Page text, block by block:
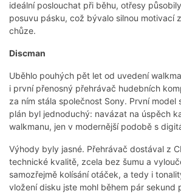
ideální poslouchat při běhu, otřesy
posuvu pásku, což bývalo silnou motivací
chůze.
Discman
Uběhlo pouhých pět let od uvedení
i první přenosný přehrávač hudebních
za ním stála společnost Sony. První model
plán byl jednoduchý: navázat na úspěch
walkmanu, jen v modernější podobě s
Výhody byly jasné. Přehrávač dostával z
technické kvalitě, zcela bez šumu a
samozřejmě kolísání otáček, a tedy i
vložení disku jste mohl během pár sekund